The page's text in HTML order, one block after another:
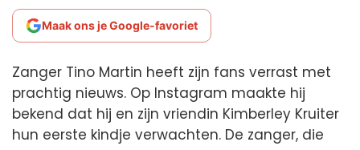
Maak ons je Google-favoriet
Zanger Tino Martin heeft zijn fans verrast met
prachtig nieuws. Op Instagram maakte hij
bekend dat hij en zijn vriendin Kimberley Kruiter
hun eerste kindje verwachten. De zanger, die